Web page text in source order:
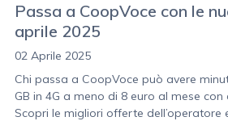
Passa a CoopVoce con le
aprile 2025
02 Aprile 2025
Chi passa a CoopVoce può avere
GB in 4G a meno di 8 euro al mese
Scopri le migliori offerte dell’operatore